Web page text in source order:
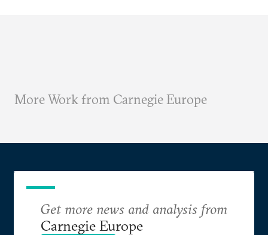
More Work from Carnegie Europe
Get more news and analysis from
Carnegie Europe